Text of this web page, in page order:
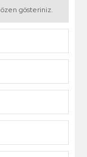
gösteriniz.